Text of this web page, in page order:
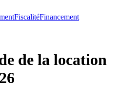
FiscalitéFinancement
de la location